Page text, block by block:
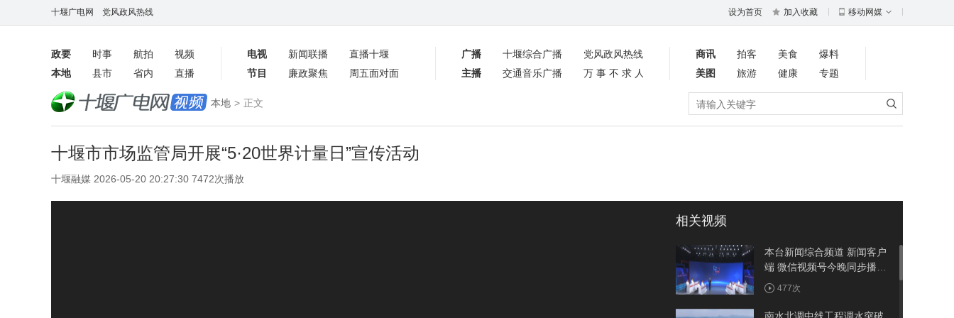
十堰广电网 党风政风热线 设为首页 加入收藏 移动网媒
政要 时事 航拍
视频
本地
县市 省内 直播
电视 新闻联播
直播十堰
节目
廉政聚焦 周五面对面
广播 十堰综合广播
党风政风热线
主播
交通音乐广播 万事不求人
商讯 拍客 美食
爆料
美图
旅游 健康
专题
数字报
本地 > 正文
十堰市市场监管局开展“5·20世界计量日”宣传活动
十堰融媒 2026-05-20 20:27:30 7472次播放
相关视频
本台新闻综合频道 新闻客户
端 微信视频号今晚同步播出
《周五面对面》聚焦竹溪：
建强省际节点县 做优农旅大
文章
477次